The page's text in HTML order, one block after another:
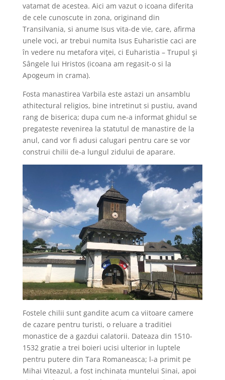
vatamat de acestea. Aici am vazut o icoana diferita
de cele cunoscute in zona, originand din
Transilvania, si anume Isus vita-de vie, care, afirma
unele voci, ar trebui numita Isus Euharistie caci are
în ve­dere nu metafora viţei, ci Eu­ha­ris­tia – Tru­pul şi
Sângele lui Hris­tos (icoana am regasit-o si la
Apogeum in crama).
Fosta manastirea Varbila este astazi un ansamblu
athitectural religios, bine intretinut si pustiu, avand
rang de biserica; dupa cum ne-a informat ghidul se
pregateste revenirea la statutul de manastire de la
anul, cand vor fi adusi calugari pentru care se vor
construi chilii de-a lungul zidului de aparare.
Fostele chilii sunt gandite acum ca viitoare camere
de cazare pentru turisti, o reluare a traditiei
monastice de a gazdui calatorii. Dateaza din 1510-
1532 gratie a trei boieri ucisi ulterior in luptele
pentru putere din Tara Romaneasca; l-a primit pe
Mihai Viteazul, a fost inchinata muntelui Sinai, apoi